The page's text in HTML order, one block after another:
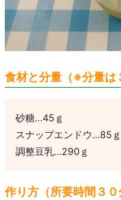
食材と分量（※分量は
砂糖…45ｇ
スナップエンドウ…85ｇ
調整豆乳…290ｇ
作り方（所要時間３０